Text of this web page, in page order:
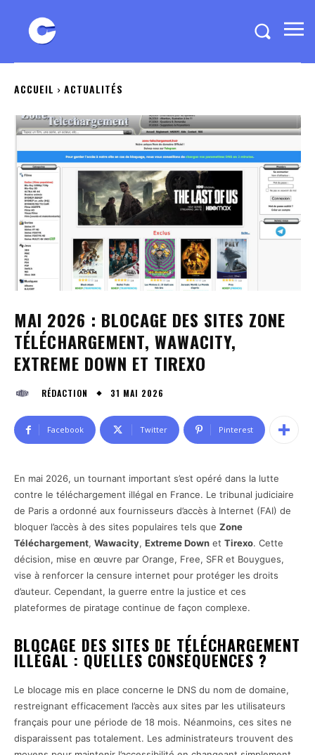
ACCUEIL ACTUALITÉS
MAI 2026 : BLOCAGE DES SITES ZONE
TÉLÉCHARGEMENT, WAWACITY,
EXTREME DOWN ET TIREXO
RÉDACTION 31 MAI 2026
Facebook Twitter Pinterest
En mai 2026, un tournant important s’est opéré dans la lutte
contre le téléchargement illégal en France. Le tribunal judiciaire
de Paris a ordonné aux fournisseurs d’accès à Internet (FAI) de
bloquer l’accès à des sites populaires tels que Zone
Téléchargement, Wawacity, Extreme Down et Tirexo. Cette
décision, mise en œuvre par Orange, Free, SFR et Bouygues,
vise à renforcer la censure internet pour protéger les droits
d’auteur. Cependant, la guerre entre la justice et ces
plateformes de piratage continue de façon complexe.
BLOCAGE DES SITES DE TÉLÉCHARGEMENT
ILLÉGAL : QUELLES CONSÉQUENCES ?
Le blocage mis en place concerne le DNS du nom de domaine,
restreignant efficacement l’accès aux sites par les utilisateurs
français pour une période de 18 mois. Néanmoins, ces sites ne
disparaissent pas totalement. Les administrateurs trouvent des